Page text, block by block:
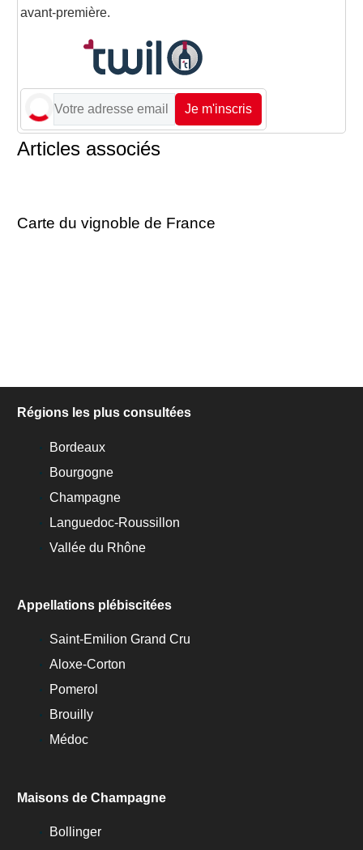
avant-première.
Je m'inscris
Articles associés
Carte du vignoble de France
Régions les plus consultées
Bordeaux
Bourgogne
Champagne
Languedoc-Roussillon
Vallée du Rhône
Appellations plébiscitées
Saint-Emilion Grand Cru
Aloxe-Corton
Pomerol
Brouilly
Médoc
Maisons de Champagne
Bollinger